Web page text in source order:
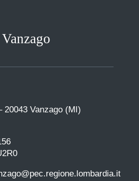
20043 Vanzago (MI)